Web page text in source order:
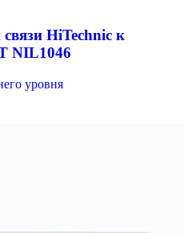
HiTechnic к
NIL1046
уровня